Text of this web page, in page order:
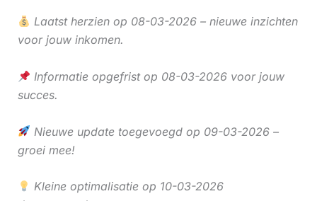
Laatst herzien op 08-03-2026 – nieuwe inzichten
voor jouw inkomen.
Informatie opgefrist op 08-03-2026 voor jouw
succes.
Nieuwe update toegevoegd op 09-03-2026 –
groei mee!
Kleine optimalisatie op 10-03-2026